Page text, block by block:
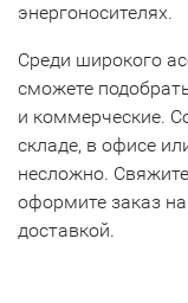
энергоносителях.
Среди широкого
сможете
и коммерческие.
складе, в офисе
несложно.
оформите заказ
доставкой.